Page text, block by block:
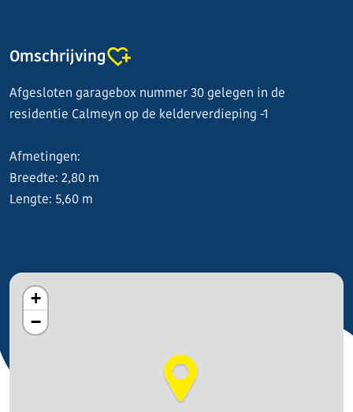
Omschrijving
Afgesloten garagebox nummer 30 gelegen in de
residentie Calmeyn op de kelderverdieping -1
Afmetingen:
Breedte: 2,80 m
Lengte: 5,60 m
+
−